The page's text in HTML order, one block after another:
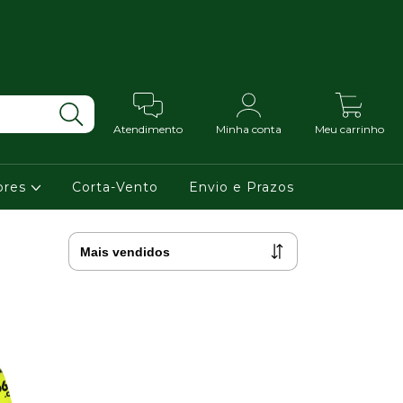
Atendimento Minha conta Meu carrinho
Corta-Vento Envio e Prazos